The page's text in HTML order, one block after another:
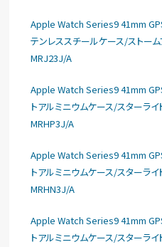
Apple Watch Series9 41mm
テンレススチールケース/ストー
MRJ23J/A
Apple Watch Series9 41mm
トアルミニウムケース/スターラ
MRHP3J/A
Apple Watch Series9 41mm
トアルミニウムケース/スターラ
MRHN3J/A
Apple Watch Series9 41mm
トアルミニウムケース/スターラ